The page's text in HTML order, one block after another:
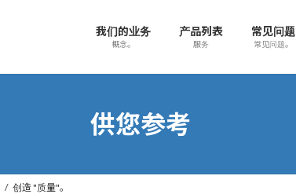
我们的业务
概念。
产品列表
服务
常见问题
常见问题。
供您参考
创造 "质量"。